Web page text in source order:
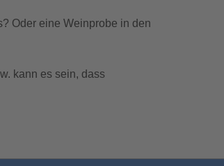
Oder eine Weinprobe in den
kann es sein, dass